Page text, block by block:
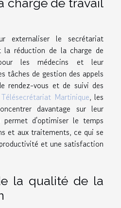
externaliser le secrétariat
la réduction de la charge de
les médecins et leur
tâches de gestion des appels
rendez-vous et de suivi des
Télésecrétariat Martinique, les
davantage sur leur
permet d'optimiser le temps
et aux traitements, ce qui se
et une satisfaction
la qualité de la